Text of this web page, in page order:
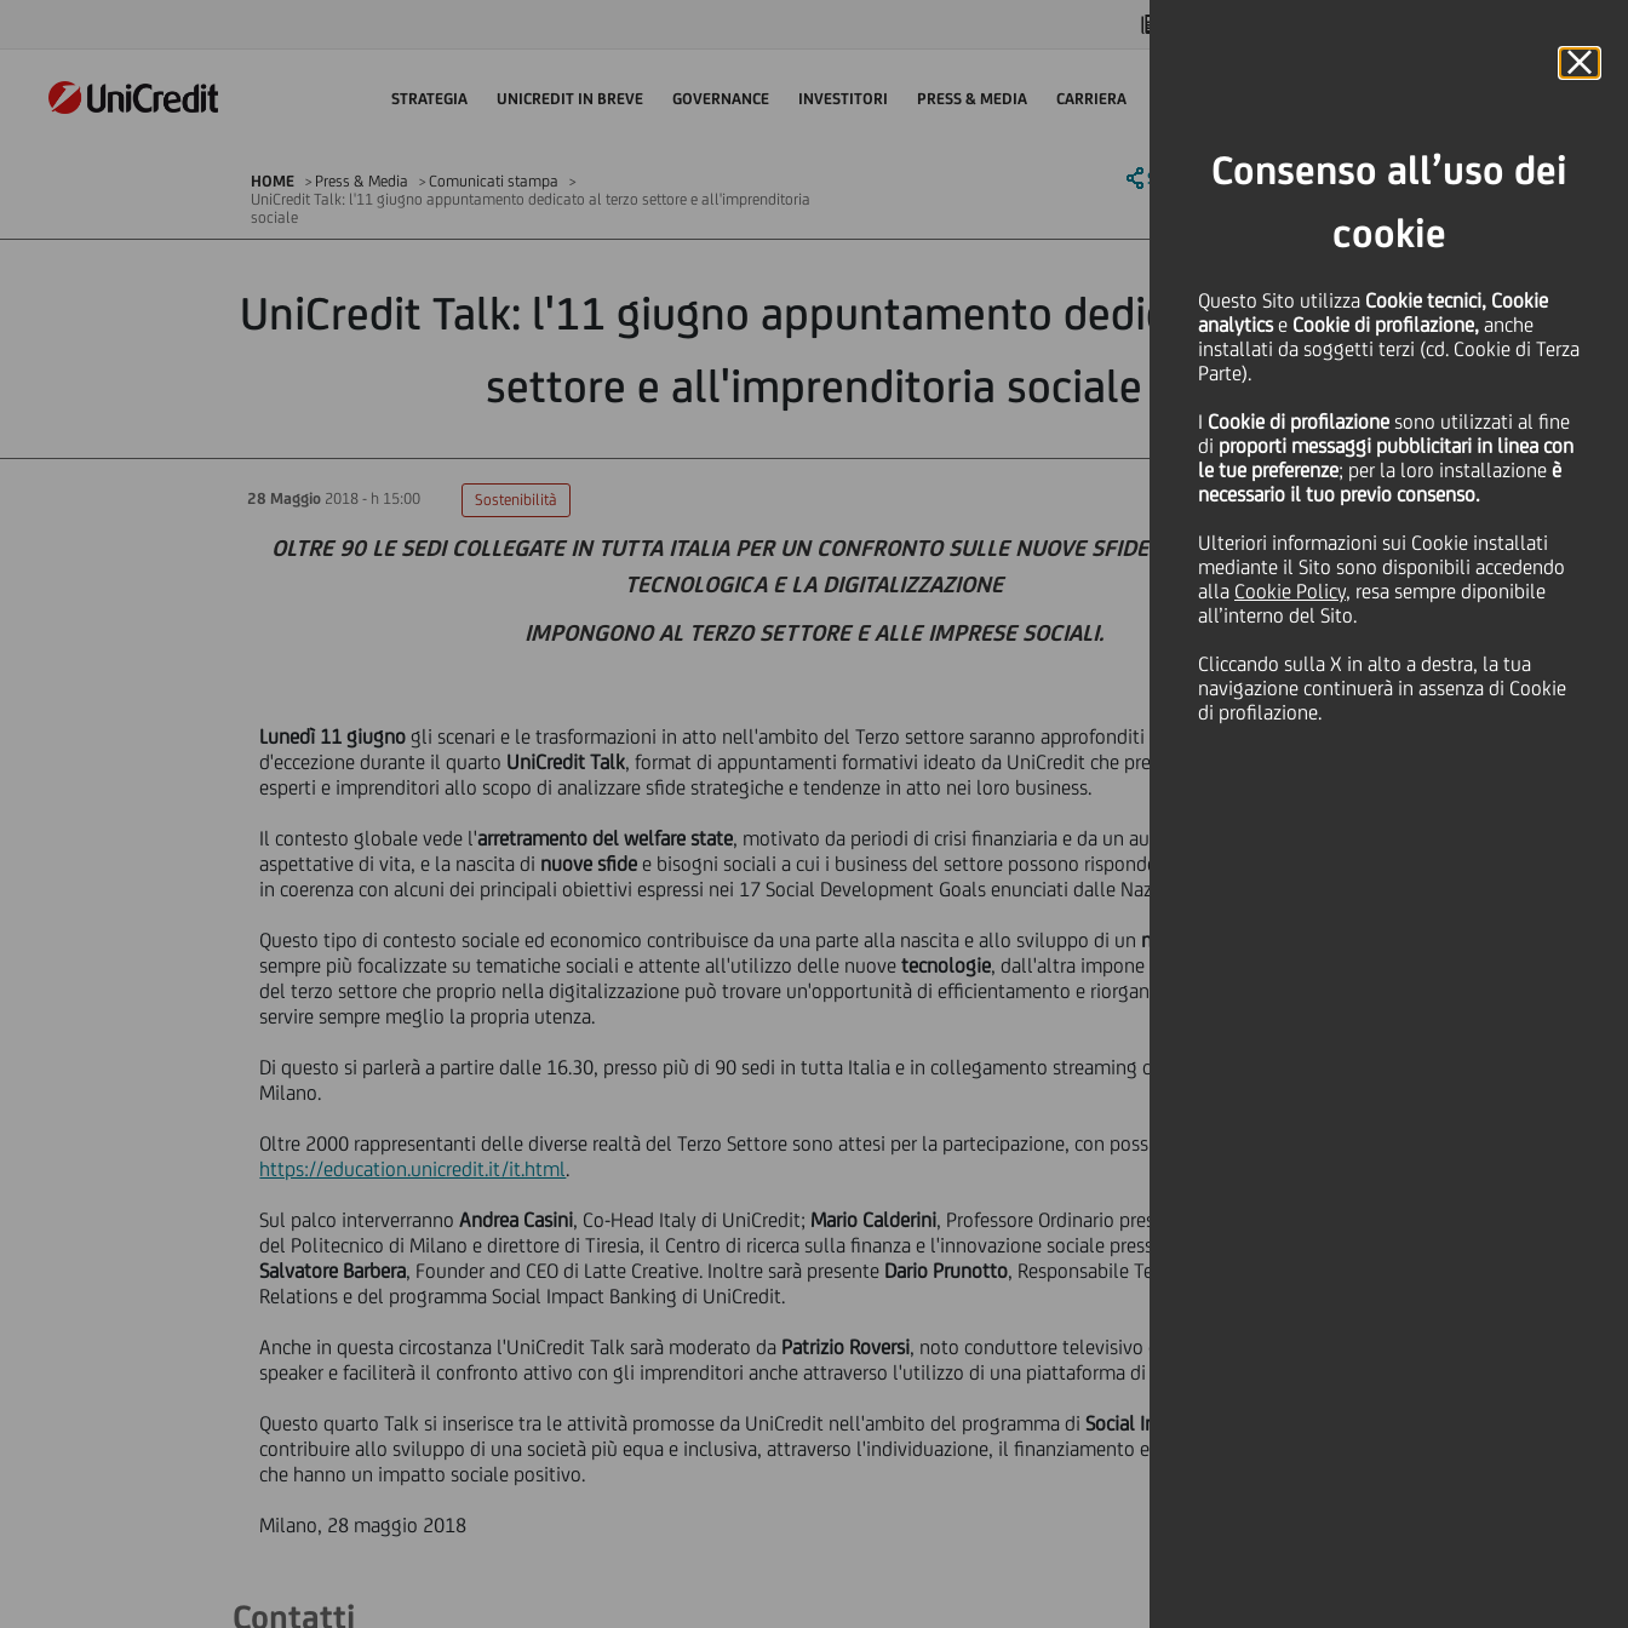
Consenso all’uso dei
cookie
Questo Sito utilizza Cookie tecnici, Cookie
analyticse Cookie di profilazione, anche
installati da soggetti terzi (cd. Cookie di Terza
Parte).
I Cookie di profilazione sono utilizzati al fine
di proporti messaggi pubblicitari in linea con
le tue preferenze; per la loro installazione è
necessario il tuo previo consenso.
Ulteriori informazioni sui Cookie installati
mediante il Sito sono disponibili accedendo
alla Cookie Policy, resa sempre diponibile
all’interno del Sito.
Cliccando sulla X in alto a destra, la tua
navigazione continuerà in assenza di Cookie
di profilazione.
STRATEGIA UNICREDIT IN BREVE GOVERNANCE INVESTITORI PRESS & MEDIA CARRIERA
HOME Press & Media
Comunicati stampa
UniCredit Talk: l'11 giugno appuntamento dedicato al terzo settore e all'imprenditoria
sociale
SHARE PRINT SEND
UniCredit Talk: l'11 giugno appuntamento dedicato al terzo
settore e all'imprenditoria sociale
28 Maggio 2018 - h 15:00 Sostenibilità
OLTRE 90 LE SEDI COLLEGATE IN TUTTA ITALIA PER UN CONFRONTO SULLE NUOVE SFIDE CHE L'INNOVAZIONE
TECNOLOGICA E LA DIGITALIZZAZIONE
IMPONGONO AL TERZO SETTORE E ALLE IMPRESE SOCIALI.
Lunedì 11 giugnogli scenari e le trasformazioni in atto nell'ambito del Terzo settore saranno approfonditi e dibattuti con relatori
d'eccezione durante il quarto UniCredit Talk, format di appuntamenti formativi ideato da UniCredit che prevede conversazioni tra
esperti e imprenditori allo scopo di analizzare sfide strategiche e tendenze in atto nei loro business.
Il contesto globale vede l'arretramento del welfare state, motivato da periodi di crisi finanziaria e da un aumento generale delle
aspettative di vita, e la nascita di nuove sfide e bisogni sociali a cui i business del settore possono rispondere con le loro attività, anche
in coerenza con alcuni dei principali obiettivi espressi nei 17 Social Development Goals enunciati dalle Nazioni Unite.
Questo tipo di contesto sociale ed economico contribuisce da una parte alla nascita e allo sviluppo di un nuove forme imprenditoriali
sempre più focalizzate su tematiche sociali e attente all'utilizzo delle nuovetecnologie, dall'altra impone un profondo rinnovamento
del terzo settore che proprio nella digitalizzazione può trovare un'opportunità di efficientamento e riorganizzazione dei processi per
servire sempre meglio la propria utenza.
Di questo si parlerà a partire dalle 16.30, presso più di 90 sedi in tutta Italia e in collegamento streaming con l'UniCredit Tower di
Milano.
Oltre 2000 rappresentanti delle diverse realtà del Terzo Settore sono attesi per la partecipazione, con possibilità di iscriversi sul sito:
https://education.unicredit.it/it.html.
Sul palco interverrannoAndrea Casini, Co-Head Italy di UniCredit; Mario Calderini, Professore Ordinario presso la School of Management
del Politecnico di Milano e direttore di Tiresia, il Centro di ricerca sulla finanza e l'innovazione sociale presso lo stesso ateneo; e
Salvatore Barbera, Founder and CEO di Latte Creative. Inoltre sarà presente Dario Prunotto, Responsabile Territorial Development
Relations e del programma Social Impact Banking di UniCredit.
Anche in questa circostanza l'UniCredit Talk sarà moderato da Patrizio Roversi, noto conduttore televisivo che introdurrà i diversi
speaker e faciliterà il confronto attivo con gli imprenditori anche attraverso l'utilizzo di una piattaforma di instant feedback.
Questo quarto Talk si inserisce tra le attività promosse da UniCredit nell'ambito del programma diSocial Impact Banking
contribuire allo sviluppo di una società più equa e inclusiva, attraverso l'individuazione, il finanziamento e la promozione di iniziative
che hanno un impatto sociale positivo.
Milano, 28 maggio 2018
Contatti